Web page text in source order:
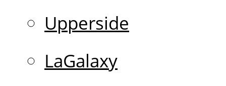
Upperside
LaGalaxy